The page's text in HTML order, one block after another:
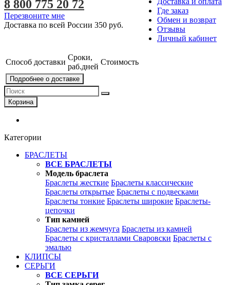
Где заказ
Обмен и возврат
Отзывы
Личный кабинет
8 800 775 20 72
Перезвоните мне
Доставка по всей России 350 руб.
Способ доставки
Сроки,
раб.дней
Стоимость
Подробнее о доставке
Корзина
Категории
БРАСЛЕТЫ
ВСЕ БРАСЛЕТЫ
Модель браслета
Браслеты жесткие Браслеты классические
Браслеты открытые Браслеты с подвесками
Браслеты тонкие Браслеты широкие Браслеты-
цепочки
Тип камней
Браслеты из жемчуга Браслеты из камней
Браслеты с кристаллами Сваровски Браслеты с
эмалью
КЛИПСЫ
СЕРЬГИ
ВСЕ СЕРЬГИ